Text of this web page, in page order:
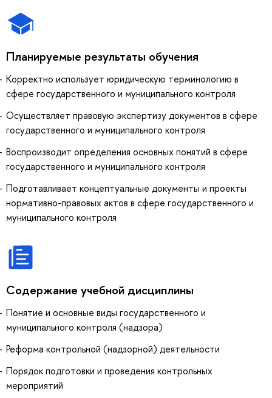
Планируемые результаты обучения
Корректно использует юридическую терминологию в
сфере государственного и муниципального контроля
Осуществляет правовую экспертизу документов в сфере
государственного и муниципального контроля
Воспроизводит определения основных понятий в сфере
государственного и муниципального контроля
Подготавливает концептуальные документы и проекты
нормативно-правовых актов в сфере государственного и
муниципального контроля
Содержание учебной дисциплины
Понятие и основные виды государственного и
муниципального контроля (надзора)
Реформа контрольной (надзорной) деятельности
Порядок подготовки и проведения контрольных
мероприятий